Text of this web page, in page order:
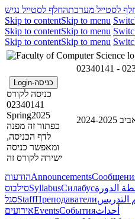
לסטייל מערכתהחלף לסטייל נגיש
Skip to contentSkip to menu
Skip to contentSkip to menu
Skip to contentSkip to menu
כניסה-Login
כניסה לקורס
02340141
Spring2025
כפתור זה מפנה
לדף הכניסה,
ומאפשר כניסה
ישירה לקורס זה
2024-2025
הודעותAnnouncements
סילבוסSyllabusСилабусالدورة
סגלStaffПреподавателиالتدريس
אירועיםEventsСобытияأحداث